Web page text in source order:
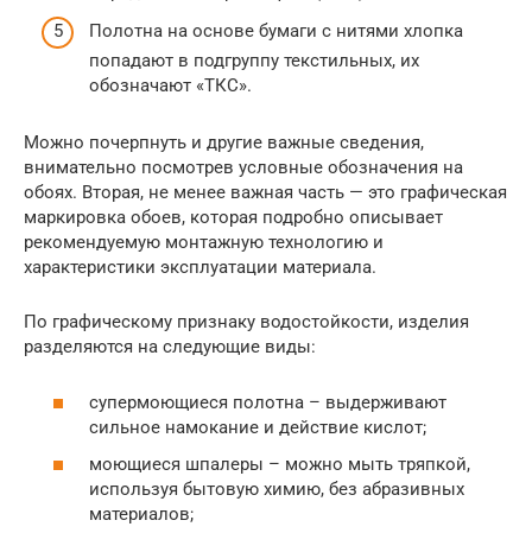
Полотна на основе бумаги с нитями хлопка
попадают в подгруппу текстильных, их
обозначают «ТКС».
Можно почерпнуть и другие важные сведения,
внимательно посмотрев условные обозначения на
обоях. Вторая, не менее важная часть — это графическая
маркировка обоев, которая подробно описывает
рекомендуемую монтажную технологию и
характеристики эксплуатации материала.
По графическому признаку водостойкости, изделия
разделяются на следующие виды:
супермоющиеся полотна – выдерживают
сильное намокание и действие кислот;
моющиеся шпалеры – можно мыть тряпкой,
используя бытовую химию, без абразивных
материалов;